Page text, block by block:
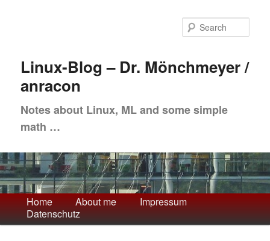
content
contentLinux-Blog – Dr. Mönchmeyer /
anracon
Notes about Linux, ML and some simple
math …
Main
menu
Home About me
Impressum
Datenschutz